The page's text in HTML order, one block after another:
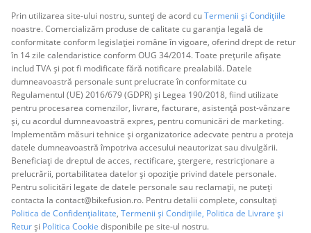
Prin utilizarea site-ului nostru, sunteți de acord cuTermenii și Condițiile
noastre. Comercializăm produse de calitate cu garanția legală de
conformitate conform legislației române în vigoare, oferind drept de retur
în 14 zile calendaristice conform OUG 34/2014. Toate prețurile afișate
includ TVA și pot fi modificate fără notificare prealabilă. Datele
dumneavoastră personale sunt prelucrate în conformitate cu
Regulamentul (UE) 2016/679 (GDPR) și Legea 190/2018, fiind utilizate
pentru procesarea comenzilor, livrare, facturare, asistență post-vânzare
și, cu acordul dumneavoastră expres, pentru comunicări de marketing.
Implementăm măsuri tehnice și organizatorice adecvate pentru a proteja
datele dumneavoastră împotriva accesului neautorizat sau divulgării.
Beneficiați de dreptul de acces, rectificare, ștergere, restricționare a
prelucrării, portabilitatea datelor și opoziție privind datele personale.
Pentru solicitări legate de datele personale sau reclamații, ne puteți
contacta la contact@bikefusion.ro. Pentru detalii complete, consultați
Politica de Confidențialitate, Termenii și Condițiile, Politica de Livrare și
Returși Politica Cookie disponibile pe site-ul nostru.